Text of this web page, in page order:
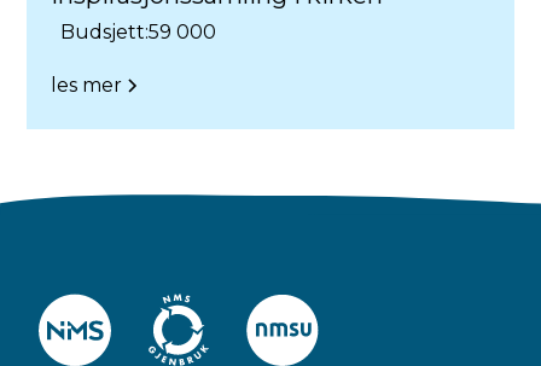
Budsjett:59 000
les mer